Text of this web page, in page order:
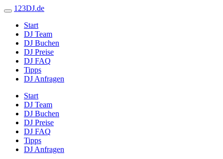
123DJ.de
Start
DJ Team
DJ Buchen
DJ Preise
DJ FAQ
Tipps
DJ Anfragen
Start
DJ Team
DJ Buchen
DJ Preise
DJ FAQ
Tipps
DJ Anfragen